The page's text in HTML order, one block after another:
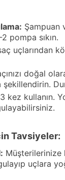
Şampuan
pompa sıkın.
uçlarından
doğal
şekillendirin.
kez kullanın.
Tavsiyeler:
Müşterilerinize
uçlara